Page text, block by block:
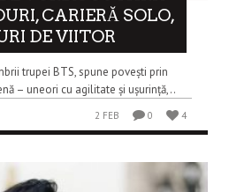
CARIERĂ SOLO,
DE VIITOR
trupei BTS, spune povești prin
– uneori cu agilitate și ușurință,..
2 FEB 0 4